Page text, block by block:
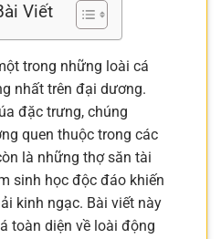
Viết
trong những loài cá
nhất trên đại dương.
đặc trưng, chúng
quen thuộc trong các
là những thợ săn tài
sinh học độc đáo khiến
kinh ngạc. Bài viết này
toàn diện về loài động